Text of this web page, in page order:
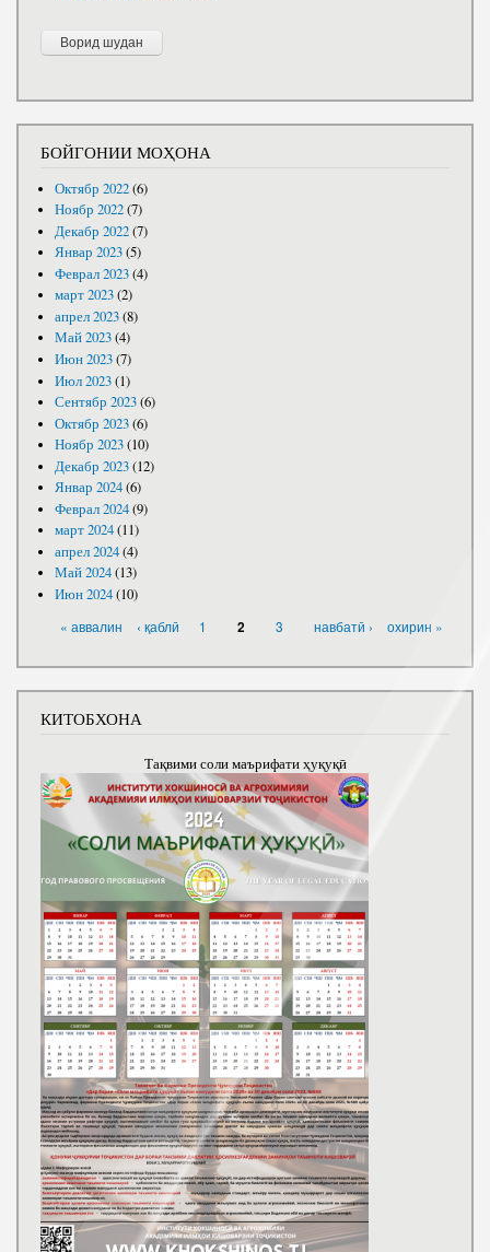
БОЙГОНИИ МОҲОНА
Октябр 2022(6)
Ноябр 2022(7)
Декабр 2022(7)
Январ 2023(5)
Феврал 2023(4)
март 2023(2)
апрел 2023(8)
Май 2023(4)
Июн 2023(7)
Июл 2023(1)
Сентябр 2023(6)
Октябр 2023(6)
Ноябр 2023(10)
Декабр 2023(12)
Январ 2024(6)
Феврал 2024(9)
март 2024(11)
апрел 2024(4)
Май 2024(13)
Июн 2024(10)
« аввалин ‹ қаблӣ 1 2 3 навбатӣ › охирин »
КИТОБХОНА
Тақвими соли маърифати ҳуқуқӣ